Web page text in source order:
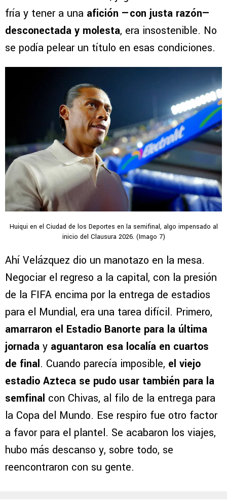
fría y tener a una afición —con justa razón—
desconectada y molesta, era insostenible. No
se podía pelear un título en esas condiciones.
Huiqui en el Ciudad de los Deportes en la semifinal, algo impensado al
inicio del Clausura 2026. (Imago 7)
Ahí Velázquez dio un manotazo en la mesa.
Negociar el regreso a la capital, con la presión
de la FIFA encima por la entrega de estadios
para el Mundial, era una tarea difícil. Primero,
amarraron el Estadio Banorte para la última
jornada y aguantaron esa localía en cuartos
de final. Cuando parecía imposible, el viejo
estadio Azteca se pudo usar también para la
semfinal con Chivas, al filo de la entrega para
la Copa del Mundo. Ese respiro fue otro factor
a favor para el plantel. Se acabaron los viajes,
hubo más descanso y, sobre todo, se
reencontraron con su gente.